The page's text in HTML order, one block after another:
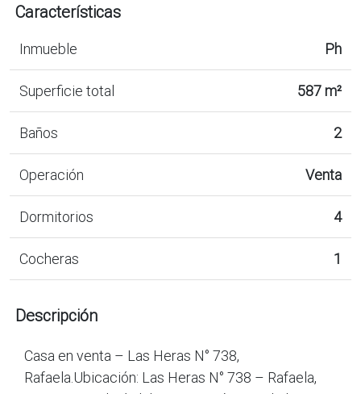
Características
Inmueble Ph
Superficie total 587 m²
Baños 2
Operación Venta
Dormitorios 4
Cocheras 1
Descripción
Casa en venta – Las Heras N° 738,
Rafaela.Ubicación: Las Heras N° 738 – Rafaela,